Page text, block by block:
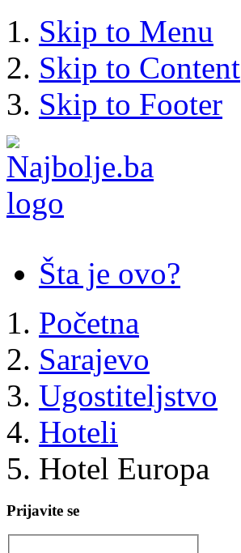
Skip to Menu
Skip to Content
Skip to Footer
Šta je ovo?
Početna
Sarajevo
Ugostiteljstvo
Hoteli
Hotel Europa
Prijavite se